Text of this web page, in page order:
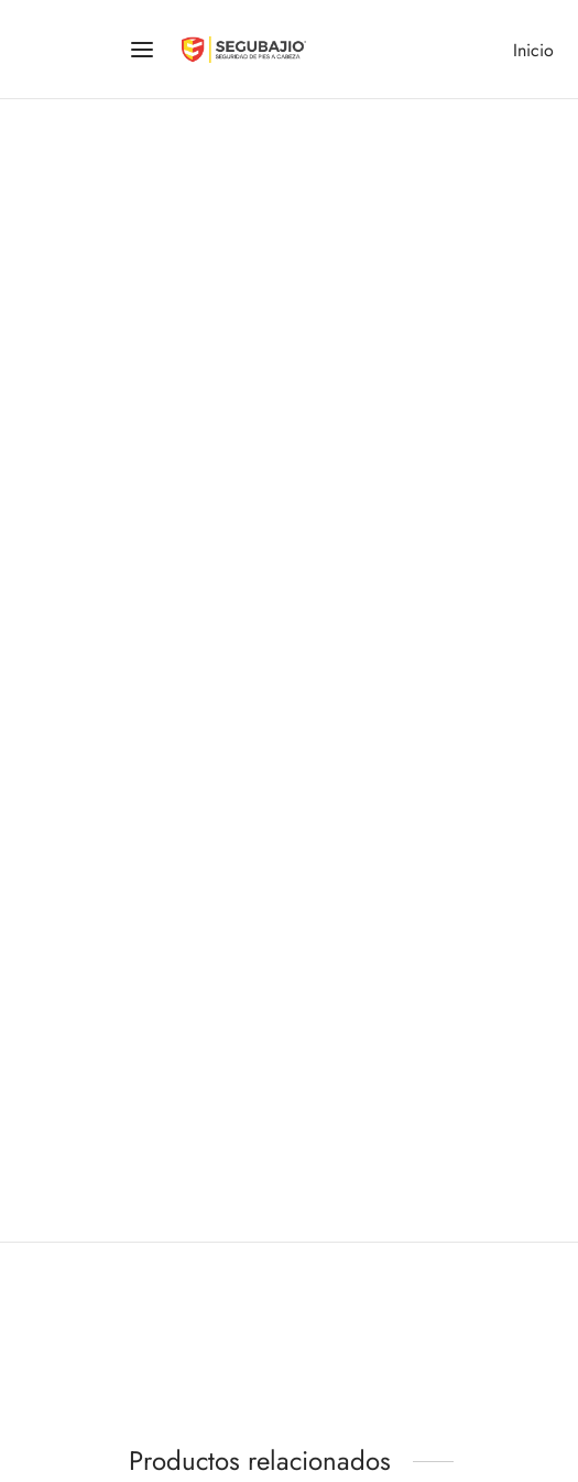
Inicio
Productos relacionados